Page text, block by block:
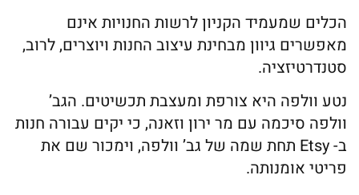
הכלים שמעמיד הקניון לרשות החנויות אינם
מאפשרים גיוון מבחינת עיצוב החנות ויוצרים, לרוב,
סטנדרטיזציה.
נטע וולפה היא צורפת ומעצבת תכשיטים. הגב’
וולפה סיכמה עם מר ירון וזאנה, כי יקים עבורה חנות
ב- Etsy תחת שמה של גב’ וולפה, וימכור שם את
פריטי אומנותה.